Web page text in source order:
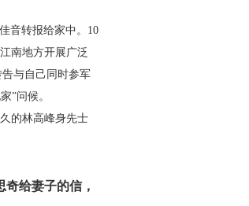
音转报给家中。10
南地方开展广泛
与自己同时参军
”问候。
的林高峰身先士
奇给妻子的信，